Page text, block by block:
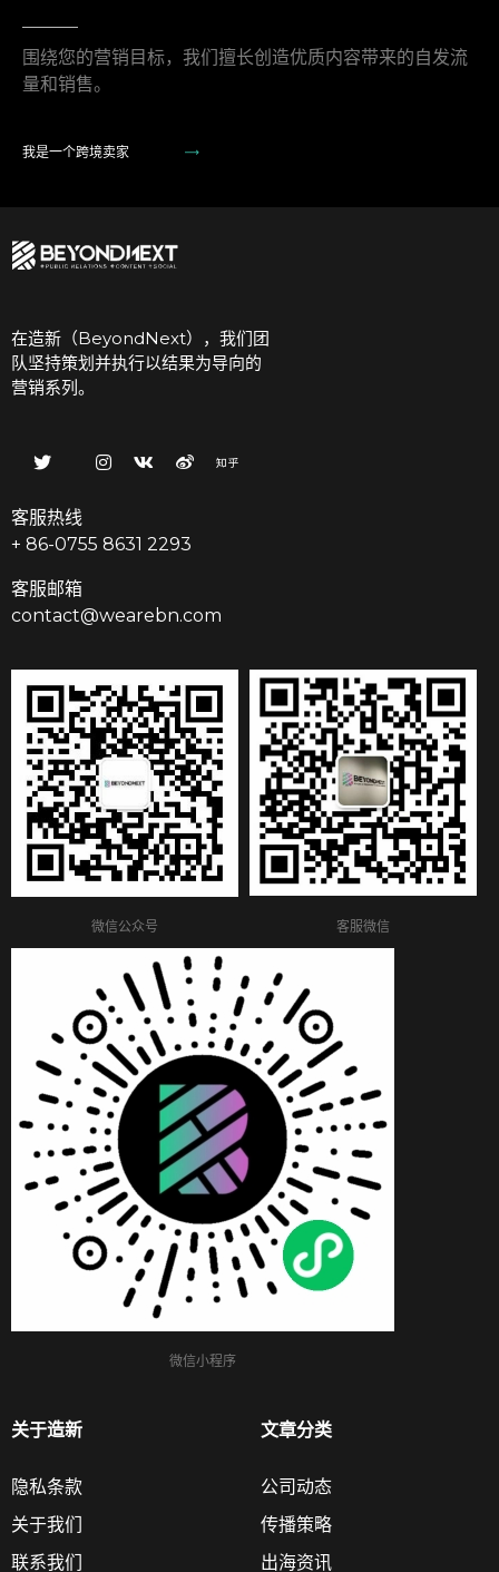
围绕您的营销目标，我们擅长创造优质内容带来的自发流
量和销售。
我是一个跨境卖家
在造新（BeyondNext），我们团
队坚持策划并执行以结果为导向的
营销系列。
客服热线
+ 86-0755 8631 2293
客服邮箱
contact@wearebn.com
微信公众号 客服微信
微信小程序
关于造新
隐私条款
关于我们
联系我们
文章分类
公司动态
传播策略
出海资讯